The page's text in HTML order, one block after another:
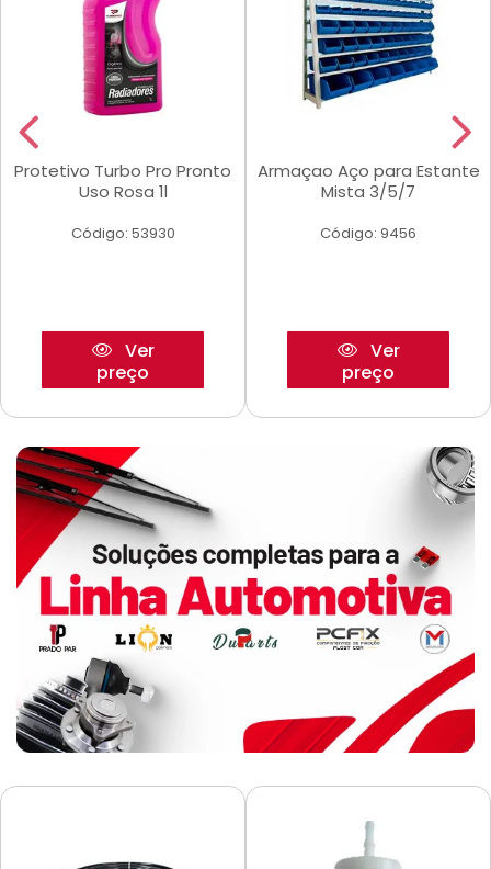
Protetivo Turbo Pro Pronto
Uso Rosa 1l
Código: 53930
Ver
preço
Armaçao Aço para Estante
Mista 3/5/7
Código: 9456
Ver
preço